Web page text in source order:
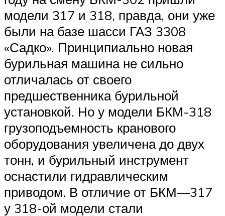
модели 317 и 318, правда, они уже
были на базе шасси ГАЗ 3308
«Садко». Принципиально новая
бурильная машина не сильно
отличалась от своего
предшественника бурильной
установкой. Но у модели БКМ-318
грузоподъемность кранового
оборудования увеличена до двух
тонн, и бурильный инструмент
оснастили гидравлическим
приводом. В отличие от БКМ—317
у 318-ой модели стали